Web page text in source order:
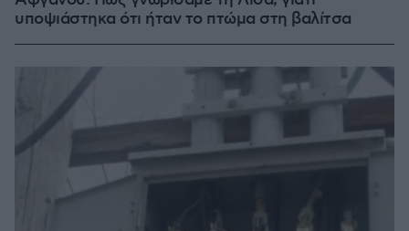
υποψιάστηκα ότι ήταν το πτώμα στη βαλίτσα